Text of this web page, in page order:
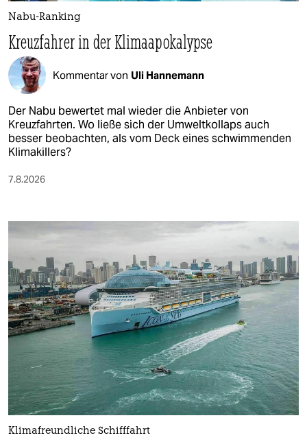
Nabu-Ranking
Kreuzfahrer in der Klimaapokalypse
Kommentar von Uli Hannemann
Der Nabu bewertet mal wieder die Anbieter von
Kreuzfahrten. Wo ließe sich der Umweltkollaps auch
besser beobachten, als vom Deck eines schwimmenden
Klimakillers?
7.8.2026
Klimafreundliche Schifffahrt